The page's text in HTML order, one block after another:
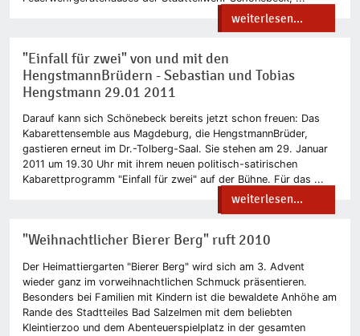
weiterlesen...
"Einfall für zwei" von und mit den
HengstmannBrüdern - Sebastian und Tobias
Hengstmann 29.01 2011
Darauf kann sich Schönebeck bereits jetzt schon freuen: Das
Kabarettensemble aus Magdeburg, die HengstmannBrüder,
gastieren erneut im Dr.-Tolberg-Saal. Sie stehen am 29. Januar
2011 um 19.30 Uhr mit ihrem neuen politisch-satirischen
Kabarettprogramm "Einfall für zwei" auf der Bühne. Für das ...
weiterlesen...
"Weihnachtlicher Bierer Berg" ruft 2010
Der Heimattiergarten "Bierer Berg" wird sich am 3. Advent
wieder ganz im vorweihnachtlichen Schmuck präsentieren.
Besonders bei Familien mit Kindern ist die bewaldete Anhöhe am
Rande des Stadtteiles Bad Salzelmen mit dem beliebten
Kleintierzoo und dem Abenteuerspielplatz in der gesamten